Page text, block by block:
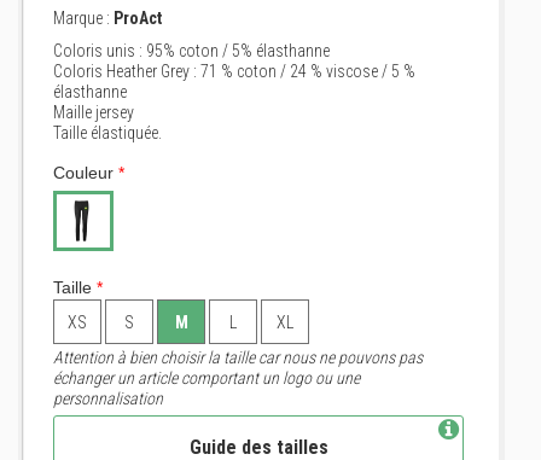
Marque : ProAct
Coloris unis : 95% coton / 5% élasthanne
Coloris Heather Grey : 71 % coton / 24 % viscose / 5 %
élasthanne
Maille jersey
Taille élastiquée.
Couleur *
Taille *
XS
S M
XL
Attention à bien choisir la taille car nous ne pouvons pas
échanger un article comportant un logo ou une
personnalisation
Guide des tailles